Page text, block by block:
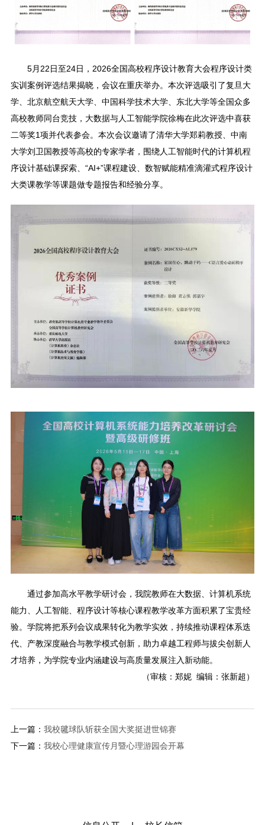
5月22日至24日，2026全国高校程序设计教育大会程序设计类
实训案例评选结果揭晓，会议在重庆举办。本次评选吸引了复旦大
学、北京航空航天大学、中国科学技术大学、东北大学等全国众多
高校教师同台竞技，大数据与人工智能学院徐梅在此次评选中喜获
二等奖1项并代表参会。本次会议邀请了清华大学郑莉教授、中南
大学刘卫国教授等高校的专家学者，围绕人工智能时代的计算机程
序设计基础课探索、“AI+”课程建设、数智赋能精准滴灌式程序设计
大类课教学等课题做专题报告和经验分享。
通过参加高水平教学研讨会，我院教师在大数据、计算机系统
能力、人工智能、程序设计等核心课程教学改革方面积累了宝贵经
验。学院将把系列会议成果转化为教学实效，持续推动课程体系迭
代、产教深度融合与教学模式创新，助力卓越工程师与拔尖创新人
才培养，为学院专业内涵建设与高质量发展注入新动能。
（审核：郑妮 编辑：张新超）
上一篇： 我校毽球队斩获全国大奖挺进世锦赛
下一篇： 我校心理健康宣传月暨心理游园会开幕